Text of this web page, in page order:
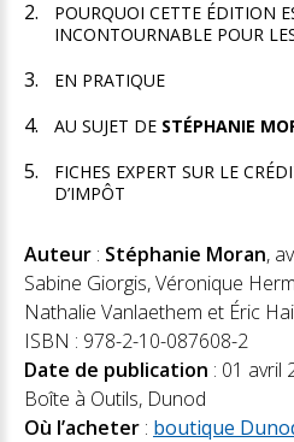
POURQUOI CETTE ÉDITION
INCONTOURNABLE POUR
EN PRATIQUE
AU SUJET DE STÉPHANIE
FICHES EXPERT SUR LE
D’IMPÔT
Auteur : Stéphanie Moran,
Sabine Giorgis, Véronique
Nathalie Vanlaethem et Éric
ISBN : 978-2-10-087608-2
Date de publication : 01 avril
Boîte à Outils, Dunod
Où l’acheter : boutique